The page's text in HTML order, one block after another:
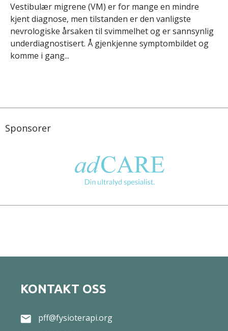
Vestibulær migrene (VM) er for mange en mindre
kjent diagnose, men tilstanden er den vanligste
nevrologiske årsaken til svimmelhet og er sannsynlig
underdiagnostisert. Å gjenkjenne symptombildet og
komme i gang...
Sponsorer
KONTAKT OSS
pff@fysioterapi.org